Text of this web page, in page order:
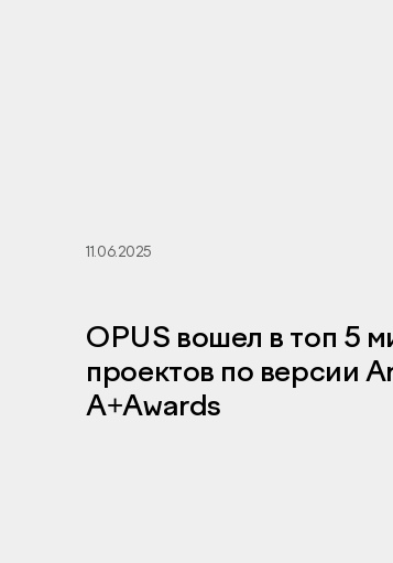
11.06.2025
OPUS вошел в топ 5
проектов по версии
A+Awards